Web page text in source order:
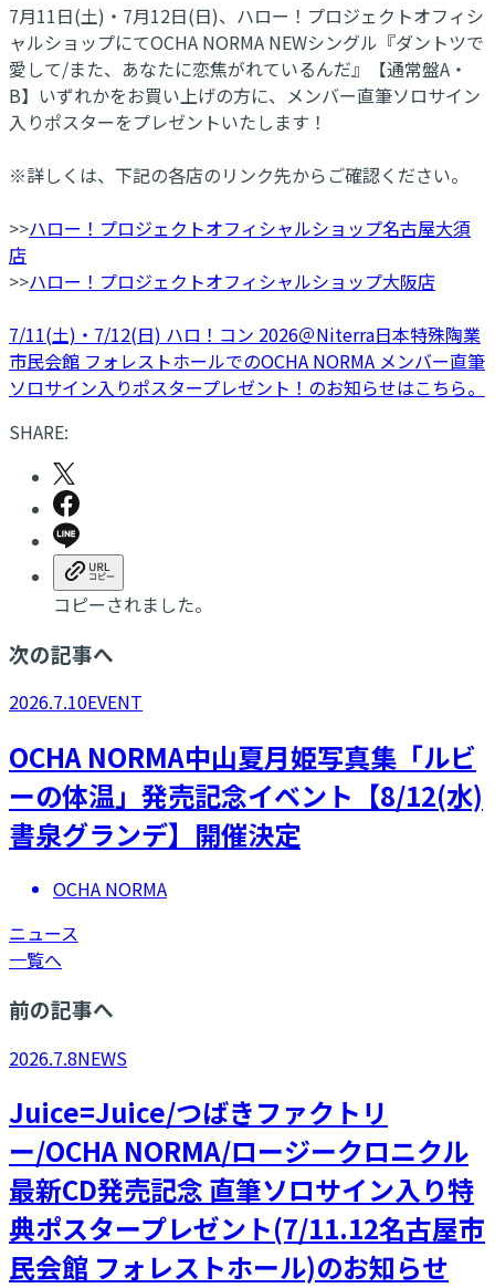
7月11日(土)・7月12日(日)、ハロー！プロジェクトオフィシ
ャルショップにてOCHA NORMA NEWシングル『ダントツで
愛して/また、あなたに恋焦がれているんだ』【通常盤A・
B】いずれかをお買い上げの方に、メンバー直筆ソロサイン
入りポスターをプレゼントいたします！
※詳しくは、下記の各店のリンク先からご確認ください。
>>ハロー！プロジェクトオフィシャルショップ名古屋大須
店
>>ハロー！プロジェクトオフィシャルショップ大阪店
7/11(土)・7/12(日) ハロ！コン 2026＠Niterra日本特殊陶業
市民会館 フォレストホールでのOCHA NORMA メンバー直筆
ソロサイン入りポスタープレゼント！のお知らせはこちら。
SHARE:
コピーされました。
次の記事へ
2026.7.10EVENT
OCHA NORMA中山夏月姫写真集「ルビ
ーの体温」発売記念イベント【8/12(水)
書泉グランデ】開催決定
OCHA NORMA
ニュース
一覧へ
前の記事へ
2026.7.8NEWS
Juice=Juice/つばきファクトリ
ー/OCHA NORMA/ロージークロニクル
最新CD発売記念 直筆ソロサイン入り特
典ポスタープレゼント(7/11.12名古屋市
民会館 フォレストホール)のお知らせ